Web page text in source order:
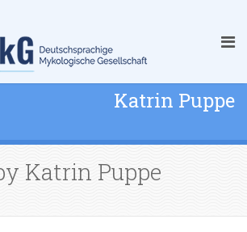
Katrin Puppe
Katrin Puppe